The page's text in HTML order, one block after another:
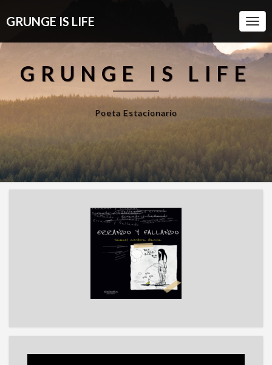
GRUNGE IS LIFE
GRUNGE IS LIFE
Poeta Estacionario